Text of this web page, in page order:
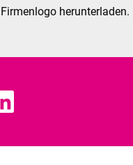
Firmenlogo herunterladen.